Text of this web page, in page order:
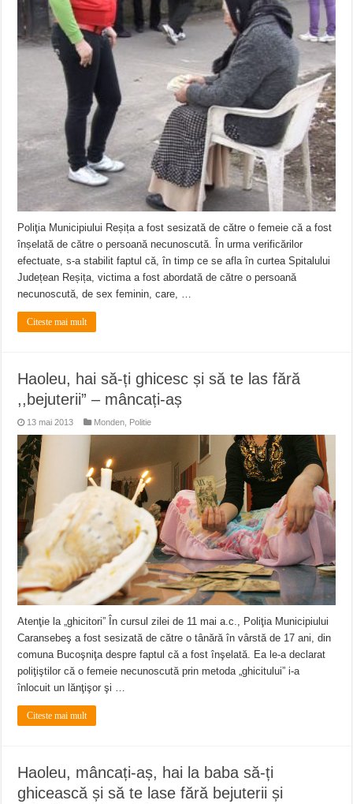
Miresme de lavandă, mentă și flori de vară și râsete de copii la Carașova VIDEO
ANUNȚ OPRIRE APĂ în Reșița – avarie – 04.08.2026 – str. Văliugului și
Poliţia Municipiului Reșița a fost sesizată de către o femeie că a fost
înșelată de către o persoană necunoscută. În urma verificărilor
efectuate, s-a stabilit faptul că, în timp ce se afla în curtea Spitalului
Județean Reșița, victima a fost abordată de către o persoană
necunoscută, de sex feminin, care, …
Citeste mai mult
Haoleu, hai să-ți ghicesc și să te las fără
,,bejuterii” – mâncați-aș
13 mai 2013 Monden Politie
Atenţie la „ghicitori” În cursul zilei de 11 mai a.c., Poliţia Municipiului
Caransebeş a fost sesizată de către o tânără în vârstă de 17 ani, din
comuna Bucoşniţa despre faptul că a fost înşelată. Ea le-a declarat
poliţiştilor că o femeie necunoscută prin metoda „ghicitului” i-a
înlocuit un lănţişor şi …
Citeste mai mult
Haoleu, mâncați-aș, hai la baba să-ți
ghicească și să te lase fără bejuterii și